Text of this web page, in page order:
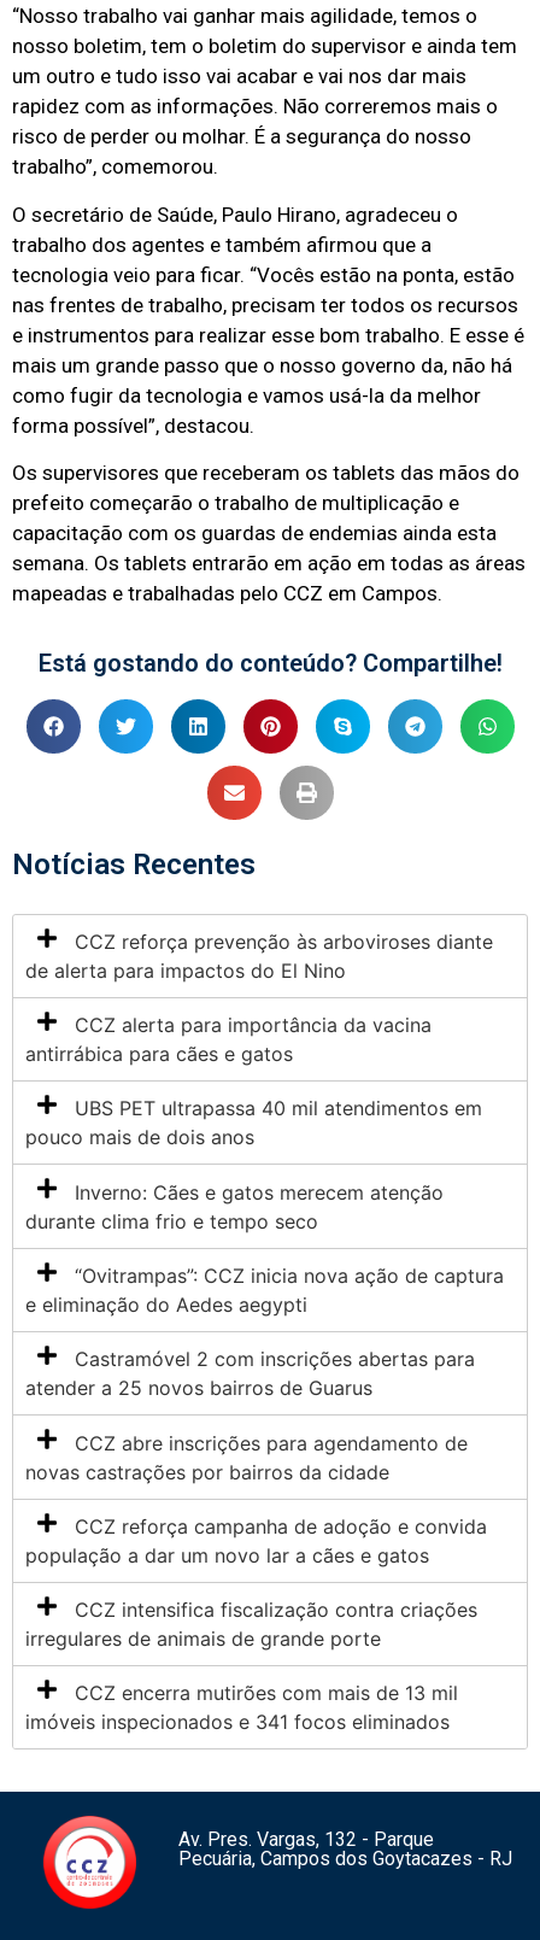
“Nosso trabalho vai ganhar mais agilidade, temos o
nosso boletim, tem o boletim do supervisor e ainda tem
um outro e tudo isso vai acabar e vai nos dar mais
rapidez com as informações. Não correremos mais o
risco de perder ou molhar. É a segurança do nosso
trabalho”, comemorou.
O secretário de Saúde, Paulo Hirano, agradeceu o
trabalho dos agentes e também afirmou que a
tecnologia veio para ficar. “Vocês estão na ponta, estão
nas frentes de trabalho, precisam ter todos os recursos
e instrumentos para realizar esse bom trabalho. E esse é
mais um grande passo que o nosso governo da, não há
como fugir da tecnologia e vamos usá-la da melhor
forma possível”, destacou.
Os supervisores que receberam os tablets das mãos do
prefeito começarão o trabalho de multiplicação e
capacitação com os guardas de endemias ainda esta
semana. Os tablets entrarão em ação em todas as áreas
mapeadas e trabalhadas pelo CCZ em Campos.
Está gostando do conteúdo? Compartilhe!
Notícias Recentes
CCZ reforça prevenção às arboviroses diante
de alerta para impactos do El Nino
CCZ alerta para importância da vacina
antirrábica para cães e gatos
UBS PET ultrapassa 40 mil atendimentos em
pouco mais de dois anos
Inverno: Cães e gatos merecem atenção
durante clima frio e tempo seco
“Ovitrampas”: CCZ inicia nova ação de captura
e eliminação do Aedes aegypti
Castramóvel 2 com inscrições abertas para
atender a 25 novos bairros de Guarus
CCZ abre inscrições para agendamento de
novas castrações por bairros da cidade
CCZ reforça campanha de adoção e convida
população a dar um novo lar a cães e gatos
CCZ intensifica fiscalização contra criações
irregulares de animais de grande porte
CCZ encerra mutirões com mais de 13 mil
imóveis inspecionados e 341 focos eliminados
Av. Pres. Vargas, 132 - Parque
Pecuária, Campos dos Goytacazes - RJ